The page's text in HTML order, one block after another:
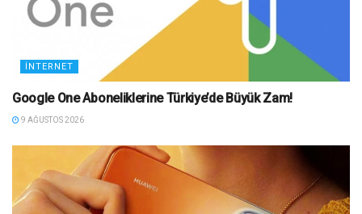
İNTERNET
Google One Aboneliklerine Türkiye’de Büyük Zam!
9 AĞUSTOS 2026